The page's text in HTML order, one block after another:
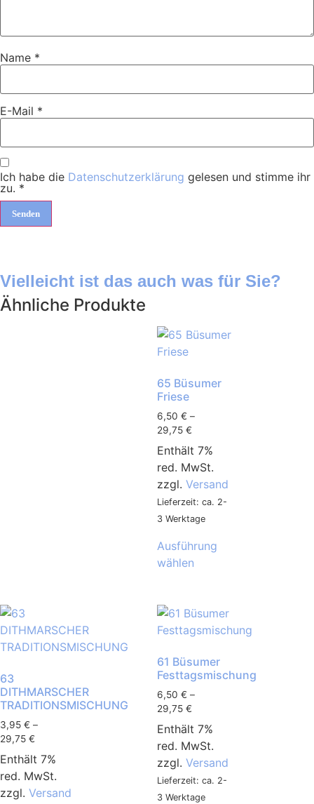
Name *
E-Mail *
Ich habe die Datenschutzerklärung gelesen und stimme ihr
zu. *
Vielleicht ist das auch was für Sie?
Ähnliche Produkte
65 Büsumer
Friese
6,50 € –
29,75 €
Enthält 7%
red. MwSt.
zzgl. Versand
Lieferzeit: ca. 2-
3 Werktage
Ausführung
wählen
63
DITHMARSCHER
TRADITIONSMISCHUNG
3,95 € –
29,75 €
Enthält 7%
red. MwSt.
zzgl. Versand
61 Büsumer
Festtagsmischung
6,50 € –
29,75 €
Enthält 7%
red. MwSt.
zzgl. Versand
Lieferzeit: ca. 2-
3 Werktage